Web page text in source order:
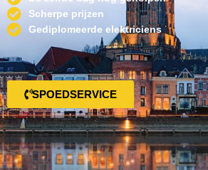
Scherpe prijzen
Gediplomeerde elektriciens
SPOEDSERVICE